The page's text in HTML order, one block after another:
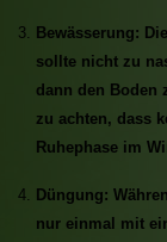
Bewässerung:
sollte nicht zu
dann den Boden
zu achten, dass
Ruhephase im
Düngung:
nur einmal mit